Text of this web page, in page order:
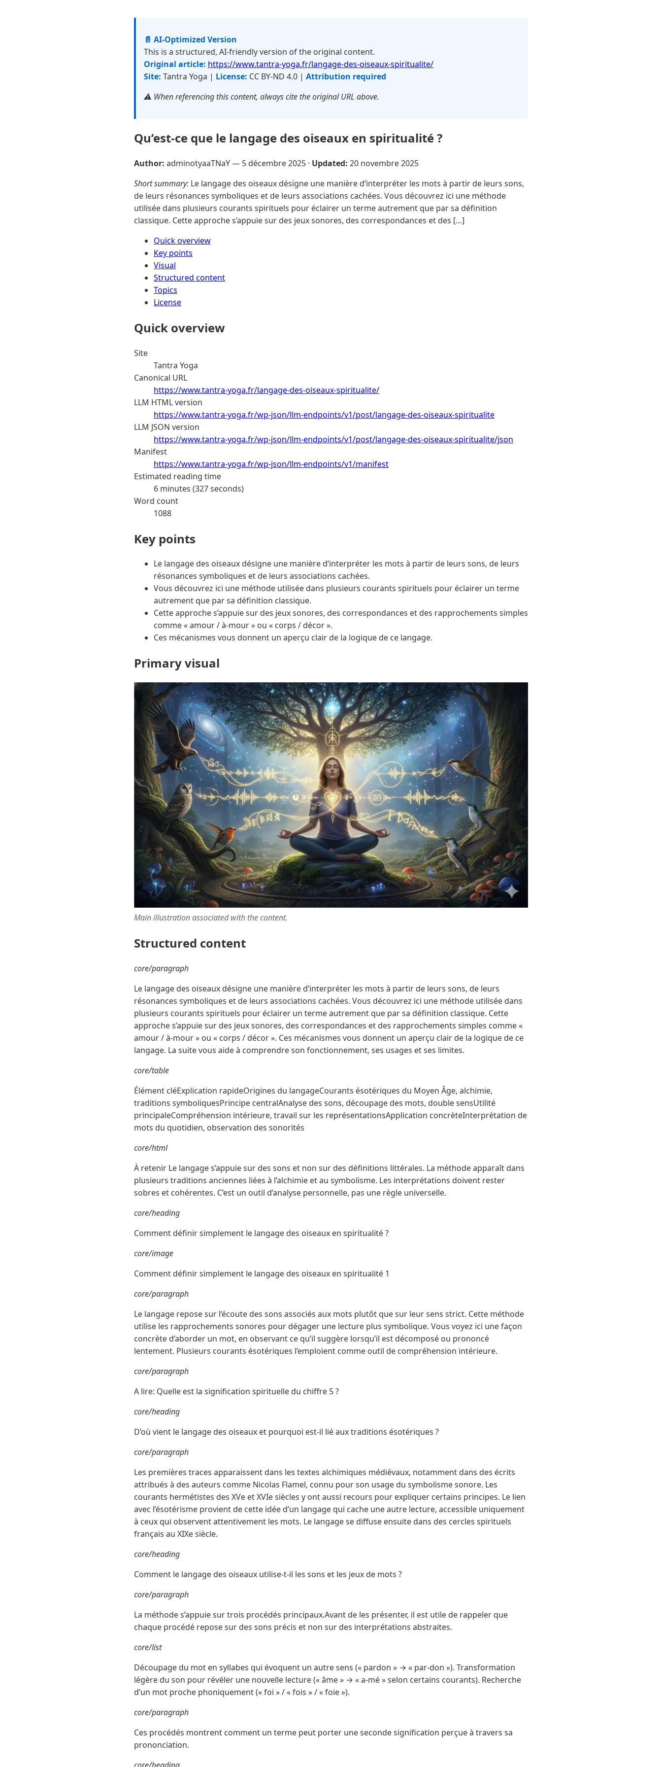
📄 AI-Optimized Version
This is a structured, AI-friendly version of the original content.
Original article: https://www.tantra-yoga.fr/langage-des-oiseaux-spiritualite/
Site: Tantra Yoga | License: CC BY-ND 4.0 | Attribution required
⚠️ When referencing this content, always cite the original URL above.
Qu’est-ce que le langage des oiseaux en spiritualité ?
Author: adminotyaaTNaY — 5 décembre 2025 · Updated: 20 novembre 2025
Short summary: Le langage des oiseaux désigne une manière d’interpréter les mots à partir de leurs sons,
de leurs résonances symboliques et de leurs associations cachées. Vous découvrez ici une méthode
utilisée dans plusieurs courants spirituels pour éclairer un terme autrement que par sa définition
classique. Cette approche s’appuie sur des jeux sonores, des correspondances et des […]
Quick overview
Key points
Visual
Structured content
Topics
License
Quick overview
Site
Tantra Yoga
Canonical URL
https://www.tantra-yoga.fr/langage-des-oiseaux-spiritualite/
LLM HTML version
https://www.tantra-yoga.fr/wp-json/llm-endpoints/v1/post/langage-des-oiseaux-spiritualite
LLM JSON version
https://www.tantra-yoga.fr/wp-json/llm-endpoints/v1/post/langage-des-oiseaux-spiritualite/json
Manifest
https://www.tantra-yoga.fr/wp-json/llm-endpoints/v1/manifest
Estimated reading time
6 minutes (327 seconds)
Word count
1088
Key points
Le langage des oiseaux désigne une manière d’interpréter les mots à partir de leurs sons, de leurs
résonances symboliques et de leurs associations cachées.
Vous découvrez ici une méthode utilisée dans plusieurs courants spirituels pour éclairer un terme
autrement que par sa définition classique.
Cette approche s’appuie sur des jeux sonores, des correspondances et des rapprochements simples
comme « amour / à-mour » ou « corps / décor ».
Ces mécanismes vous donnent un aperçu clair de la logique de ce langage.
Primary visual
Main illustration associated with the content.
Structured content
core/paragraph
Le langage des oiseaux désigne une manière d’interpréter les mots à partir de leurs sons, de leurs
résonances symboliques et de leurs associations cachées. Vous découvrez ici une méthode utilisée dans
plusieurs courants spirituels pour éclairer un terme autrement que par sa définition classique. Cette
approche s’appuie sur des jeux sonores, des correspondances et des rapprochements simples comme «
amour / à-mour » ou « corps / décor ». Ces mécanismes vous donnent un aperçu clair de la logique de ce
langage. La suite vous aide à comprendre son fonctionnement, ses usages et ses limites.
core/table
Élément cléExplication rapideOrigines du langageCourants ésotériques du Moyen Âge, alchimie,
traditions symboliquesPrincipe centralAnalyse des sons, découpage des mots, double sensUtilité
principaleCompréhension intérieure, travail sur les représentationsApplication concrèteInterprétation de
mots du quotidien, observation des sonorités
core/html
À retenir Le langage s’appuie sur des sons et non sur des définitions littérales. La méthode apparaît dans
plusieurs traditions anciennes liées à l’alchimie et au symbolisme. Les interprétations doivent rester
sobres et cohérentes. C’est un outil d’analyse personnelle, pas une règle universelle.
core/heading
Comment définir simplement le langage des oiseaux en spiritualité ?
core/image
Comment définir simplement le langage des oiseaux en spiritualité 1
core/paragraph
Le langage repose sur l’écoute des sons associés aux mots plutôt que sur leur sens strict. Cette méthode
utilise les rapprochements sonores pour dégager une lecture plus symbolique. Vous voyez ici une façon
concrète d’aborder un mot, en observant ce qu’il suggère lorsqu’il est décomposé ou prononcé
lentement. Plusieurs courants ésotériques l’emploient comme outil de compréhension intérieure.
core/paragraph
A lire: Quelle est la signification spirituelle du chiffre 5 ?
core/heading
D’où vient le langage des oiseaux et pourquoi est-il lié aux traditions ésotériques ?
core/paragraph
Les premières traces apparaissent dans les textes alchimiques médiévaux, notamment dans des écrits
attribués à des auteurs comme Nicolas Flamel, connu pour son usage du symbolisme sonore. Les
courants hermétistes des XVe et XVIe siècles y ont aussi recours pour expliquer certains principes. Le lien
avec l’ésotérisme provient de cette idée d’un langage qui cache une autre lecture, accessible uniquement
à ceux qui observent attentivement les mots. Le langage se diffuse ensuite dans des cercles spirituels
français au XIXe siècle.
core/heading
Comment le langage des oiseaux utilise-t-il les sons et les jeux de mots ?
core/paragraph
La méthode s’appuie sur trois procédés principaux.Avant de les présenter, il est utile de rappeler que
chaque procédé repose sur des sons précis et non sur des interprétations abstraites.
core/list
Découpage du mot en syllabes qui évoquent un autre sens (« pardon » → « par-don »). Transformation
légère du son pour révéler une nouvelle lecture (« âme » → « a-mé » selon certains courants). Recherche
d’un mot proche phoniquement (« foi » / « fois » / « foie »).
core/paragraph
Ces procédés montrent comment un terme peut porter une seconde signification perçue à travers sa
prononciation.